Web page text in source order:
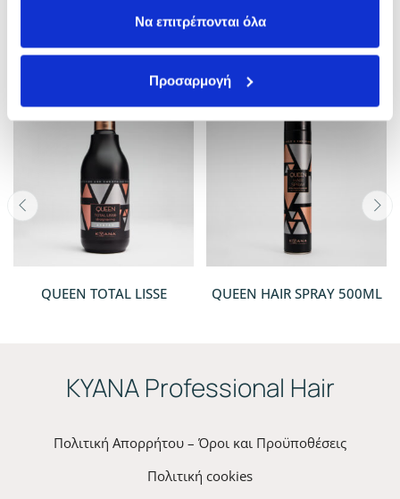
Να επιτρέπονται όλα
Προσαρμογή
QUEEN TOTAL LISSE QUEEN HAIR SPRAY 500ML
ΚYANA Professional Hair
Πολιτική Απορρήτου – Όροι και Προϋποθέσεις
Πολιτική cookies